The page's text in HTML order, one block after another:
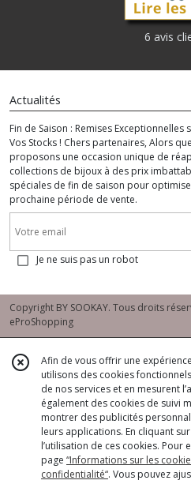
6 avis
Actualités
Fin de Saison : Remises
Vos Stocks ! Chers partenaires, Alors
proposons une occasion unique de
collections de bijoux à des prix
spéciales de fin de saison pour
prochaine période de vente.
Je ne suis pas un robot
Copyright BY SOOKAY. Tous droits
eProShopping
Afin de vous offrir une
utilisons des cookies
de nos services et en mesurent
également des cookies de suivi
montrer des publicités
leurs applications. En cliquant
l’utilisation de ces cookies.
page “Informations sur les
confidentialité“. Vous pouvez